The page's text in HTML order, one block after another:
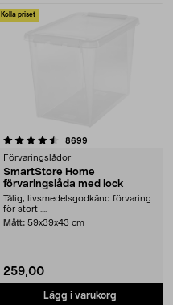
Kolla priset
8699
Förvaringslådor
SmartStore Home
förvaringslåda med lock
Tålig, livsmedelsgodkänd förvaring
för stort ....
Mått: 59x39x43 cm
259,00
Lägg i varukorg